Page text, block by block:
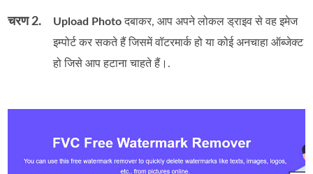
चरण 2. Upload Photoदबाकर, आप अपने लोकल ड्राइव से वह इमेज
इम्पोर्ट कर सकते हैं जिसमें वॉटरमार्क हो या कोई अनचाहा ऑब्जेक्ट
हो जिसे आप हटाना चाहते हैं।.